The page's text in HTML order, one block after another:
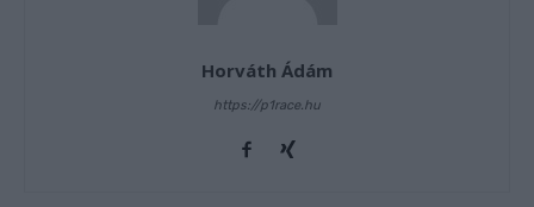
Horváth Ádám
https://p1race.hu